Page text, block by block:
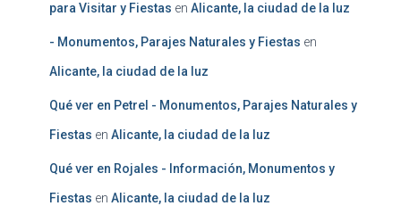
para Visitar y Fiestas en Alicante, la ciudad de la luz
- Monumentos, Parajes Naturales y Fiestas en
Alicante, la ciudad de la luz
Qué ver en Petrel - Monumentos, Parajes Naturales y
Fiestas en Alicante, la ciudad de la luz
Qué ver en Rojales - Información, Monumentos y
Fiestas en Alicante, la ciudad de la luz